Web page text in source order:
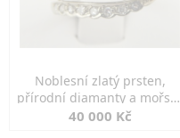
Noblesní zlatý prsten,
přírodní diamanty a mořské
perly
40 000 Kč